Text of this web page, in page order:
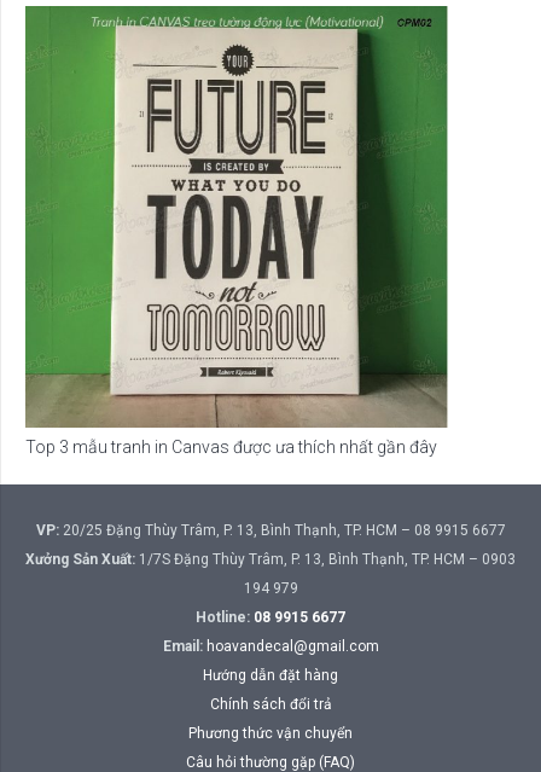
Top 3 mẫu tranh in Canvas được ưa thích nhất gần đây
VP:20/25 Đặng Thùy Trâm, P. 13, Bình Thạnh, TP. HCM – 08 9915 6677
Xưởng Sản Xuất: 1/7S Đặng Thùy Trâm, P. 13, Bình Thạnh, TP. HCM – 0903
194 979
Hotline: 08 9915 6677
Email: hoavandecal@gmail.com
Hướng dẫn đặt hàng
Chính sách đổi trả
Phương thức vận chuyển
Câu hỏi thường gặp (FAQ)